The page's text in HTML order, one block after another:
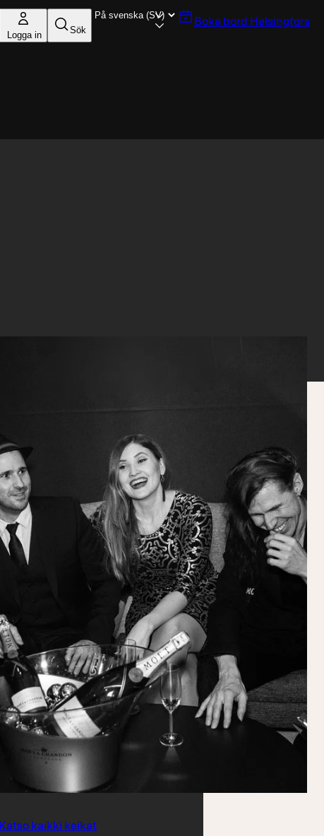
Logga in Sök
Boka bord Helsingfors
Katso kaikki keikat